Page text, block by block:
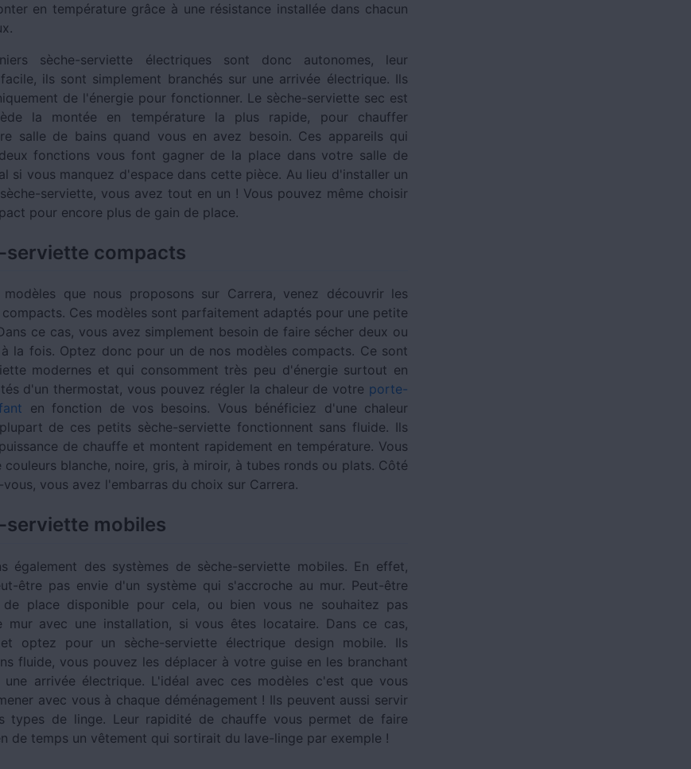
en température grâce à une résistance installée dans chacun
sèche-serviette électriques sont donc autonomes, leur
ils sont simplement branchés sur une arrivée électrique. Ils
de l'énergie pour fonctionner. Le sèche-serviette sec est
la montée en température la plus rapide, pour chauffer
salle de bains quand vous en avez besoin. Ces appareils qui
fonctions vous font gagner de la place dans votre salle de
si vous manquez d'espace dans cette pièce. Au lieu d'installer un
serviette, vous avez tout en un ! Vous pouvez même choisir
pour encore plus de gain de place.
serviette compacts
que nous proposons sur Carrera, venez découvrir les
Ces modèles sont parfaitement adaptés pour une petite
ce cas, vous avez simplement besoin de faire sécher deux ou
la fois. Optez donc pour un de nos modèles compacts. Ce sont
modernes et qui consomment très peu d'énergie surtout en
d'un thermostat, vous pouvez régler la chaleur de votre porte-
en fonction de vos besoins. Vous bénéficiez d'une chaleur
de ces petits sèche-serviette fonctionnent sans fluide. Ils
de chauffe et montent rapidement en température. Vous
blanche, noire, gris, à miroir, à tubes ronds ou plats. Côté
vous, vous avez l'embarras du choix sur Carrera.
serviette mobiles
également des systèmes de sèche-serviette mobiles. En effet,
être pas envie d'un système qui s'accroche au mur. Peut-être
de place disponible pour cela, ou bien vous ne souhaitez pas
mur avec une installation, si vous êtes locataire. Dans ce cas,
optez pour un sèche-serviette électrique design mobile. Ils
fluide, vous pouvez les déplacer à votre guise en les branchant
une arrivée électrique. L'idéal avec ces modèles c'est que vous
avec vous à chaque déménagement ! Ils peuvent aussi servir
types de linge. Leur rapidité de chauffe vous permet de faire
de temps un vêtement qui sortirait du lave-linge par exemple !